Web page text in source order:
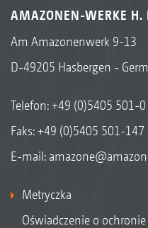
AMAZONEN-WERKE H.
Am Amazonenwerk 9-13
D-49205 Hasbergen -
Telefon:+49 (0)5405 501-0
Faks: +49 (0)5405 501-147
E-mail:
Metryczka
Oświadczenie o ochronie